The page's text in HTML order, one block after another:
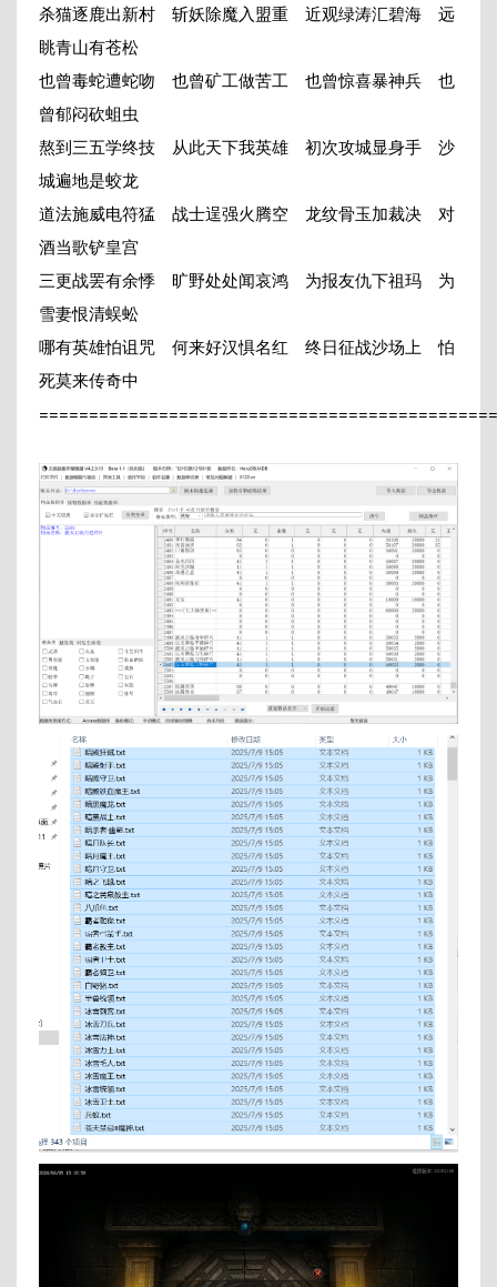
杀猫逐鹿出新村 斩妖除魔入盟重 近观绿涛汇碧海 远
眺青山有苍松
也曾毒蛇遭蛇吻 也曾矿工做苦工 也曾惊喜暴神兵 也
曾郁闷砍蛆虫
熬到三五学终技 从此天下我英雄 初次攻城显身手 沙
城遍地是蛟龙
道法施威电符猛 战士逞强火腾空 龙纹骨玉加裁决 对
酒当歌铲皇宫
三更战罢有余悸 旷野处处闻哀鸿 为报友仇下祖玛 为
雪妻恨清蜈蚣
哪有英雄怕诅咒 何来好汉惧名红 终日征战沙场上 怕
死莫来传奇中